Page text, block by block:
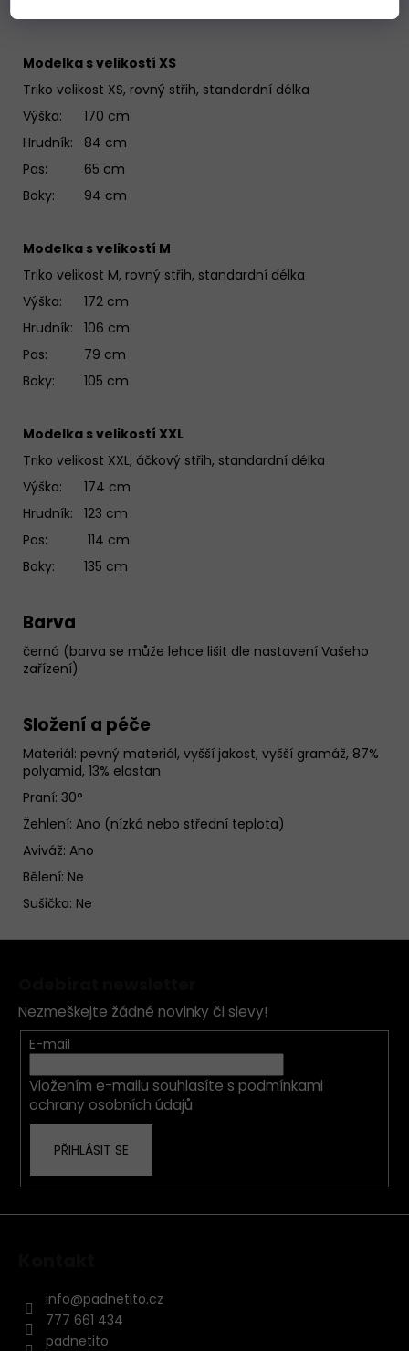
Modelka s velikostí XS
Triko velikost XS, rovný střih, standardní délka
Výška: 170 cm
Hrudník: 84 cm
Pas: 65 cm
Boky: 94 cm
Modelka s velikostí M
Triko velikost M, rovný střih, standardní délka
Výška: 172 cm
Hrudník: 106 cm
Pas: 79 cm
Boky: 105 cm
Modelka s velikostí XXL
Triko velikost XXL, áčkový střih, standardní délka
Výška: 174 cm
Hrudník: 123 cm
Pas: 114 cm
Boky: 135 cm
Barva
černá (barva se může lehce lišit dle nastavení Vašeho
zařízení)
Složení a péče
Materiál: pevný materiál, vyšší jakost, vyšší gramáž, 87%
polyamid, 13% elastan
Praní: 30°
Žehlení: Ano (nízká nebo střední teplota)
Aviváž: Ano
Bělení: Ne
Sušička: Ne
Nezmeškejte žádné novinky či slevy!
E-mail
Vložením e-mailu souhlasíte s podmínkami
ochrany osobních údajů
PŘIHLÁSIT SE
info@padnetito.cz
777 661 434
padnetito